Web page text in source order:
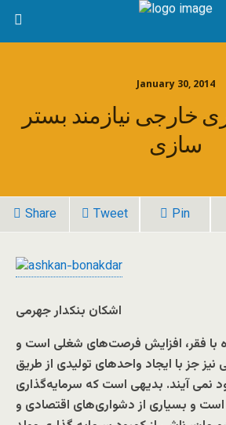
January 30, 2014
خارجی نیازمند بستر
سازی
Share Tweet Pin
اشکان بنکدار جهرمی
با فقر، افزایش فرصت‌های شغلی است و
جز با ایجاد واحد‌های تولیدی از طریق
نمی آیند. بدیهی است که سرمایه‌گذاری
و بسیاری از دشواری‌های اقتصادی و